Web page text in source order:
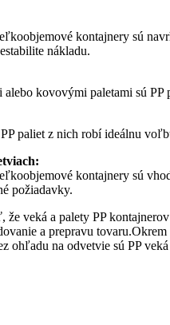
kontajnery sú
nákladu.
kovovými paletami sú
paliet z nich robí ideálnu
kontajnery sú
požiadavky.
že veká a palety PP
a prepravu
ohľadu na odvetvie sú PP